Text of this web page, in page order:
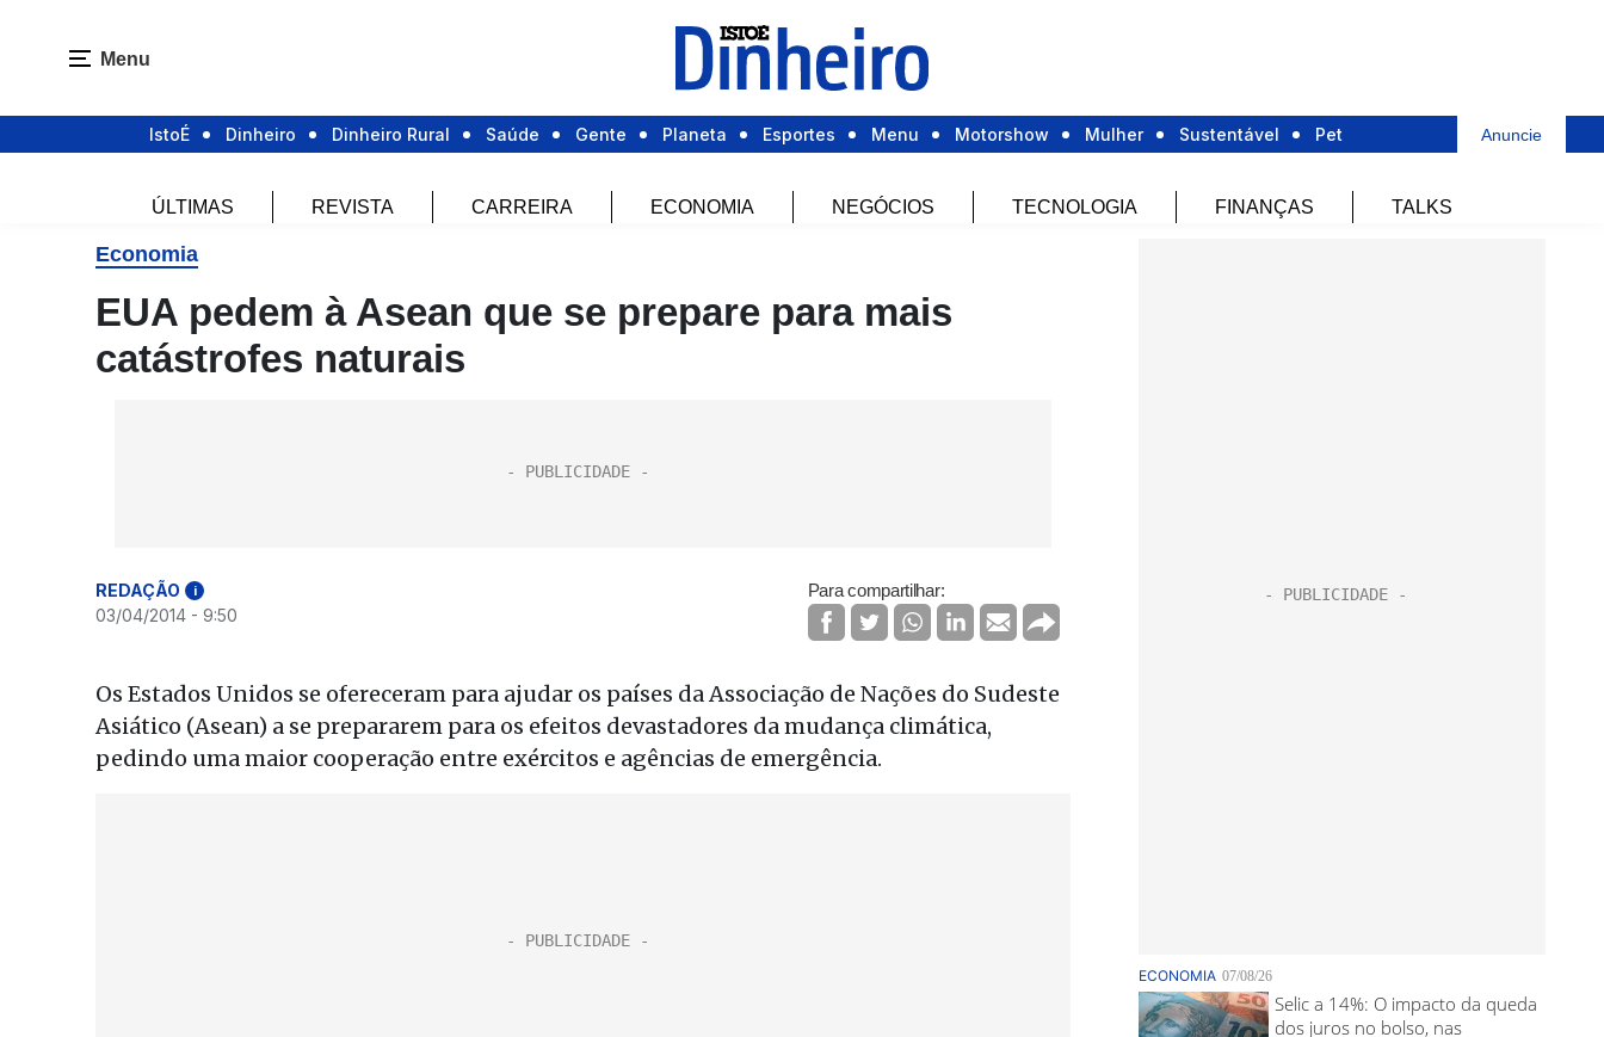
Menu
IstoÉ Dinheiro Dinheiro Rural Saúde Gente Planeta Esportes Menu Motorshow Mulher Sustentável Pet Anuncie
ÚLTIMAS REVISTA CARREIRA ECONOMIA NEGÓCIOS TECNOLOGIA FINANÇAS TALKS
Economia
EUA pedem à Asean que se prepare para mais
catástrofes naturais
REDAÇÃO i
03/04/2014 - 9:50
Para compartilhar:
Os Estados Unidos se ofereceram para ajudar os países da Associação de Nações do Sudeste
Asiático (Asean) a se prepararem para os efeitos devastadores da mudança climática,
pedindo uma maior cooperação entre exércitos e agências de emergência.